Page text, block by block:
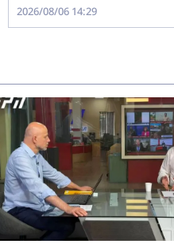
2026/08/06 14:29